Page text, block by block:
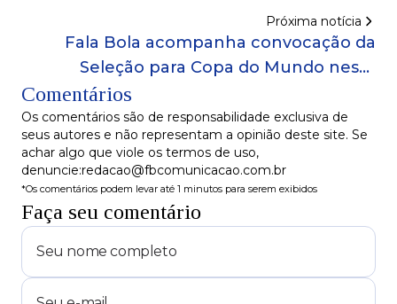
reforço policial na Arena Fonte Nova
Próxima notícia
Fala Bola acompanha convocação da
Seleção para Copa do Mundo nesta
Comentários
Os comentários são de responsabilidade exclusiva de
seus autores e não representam a opinião deste site. Se
achar algo que viole os termos de uso,
denuncie:redacao@fbcomunicacao.com.br
*Os comentários podem levar até 1 minutos para serem exibidos
Faça seu comentário